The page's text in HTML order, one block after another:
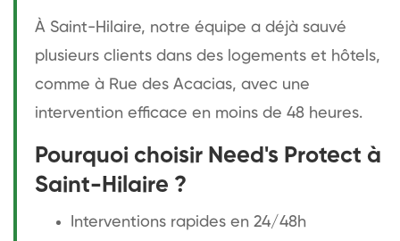
À Saint-Hilaire, notre équipe a déjà sauvé
plusieurs clients dans des logements et hôtels,
comme à Rue des Acacias, avec une
intervention efficace en moins de 48 heures.
Pourquoi choisir Need's Protect à
Saint-Hilaire ?
Interventions rapides en 24/48h